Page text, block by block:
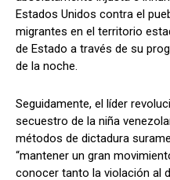
Estados Unidos contra el
migrantes en el territorio
de Estado a través de su
de la noche.
Seguidamente, el líder
secuestro de la niña
métodos de dictadura
“mantener un gran
conocer tanto la violación al